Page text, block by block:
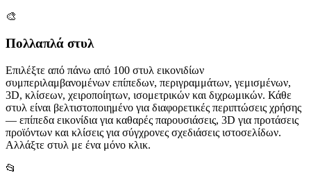
🎨
Πολλαπλά στυλ
Επιλέξτε από πάνω από 100 στυλ εικονιδίων
συμπεριλαμβανομένων επίπεδων, περιγραμμάτων, γεμισμένων,
3D, κλίσεων, χειροποίητων, ισομετρικών και διχρωμικών. Κάθε
στυλ είναι βελτιστοποιημένο για διαφορετικές περιπτώσεις χρήσης
— επίπεδα εικονίδια για καθαρές παρουσιάσεις, 3D για προτάσεις
προϊόντων και κλίσεις για σύγχρονες σχεδιάσεις ιστοσελίδων.
Αλλάξτε στυλ με ένα μόνο κλικ.
📂